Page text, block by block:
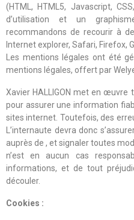
(HTML, HTML5, Javascript,
d’utilisation et un
recommandons de recourir à
Internet explorer, Safari, Firefox,
Les mentions légales ont été
mentions légales, offert par
Xavier HALLIGON met en œuvre
pour assurer une information
sites internet. Toutefois, des
L’internaute devra donc
auprès de , et signaler toutes
n’est en aucun cas
informations, et de tout
découler.
Cookies :